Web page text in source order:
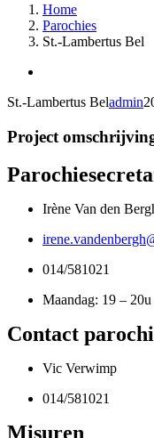
Home
Parochies
St.-Lambertus Bel
Image
St.-Lambertus Beladmin
Project
Irène Van den
014/581021
Maandag: 19 – 20u
Contact
Vic Verwimp
014/581021
Misuren